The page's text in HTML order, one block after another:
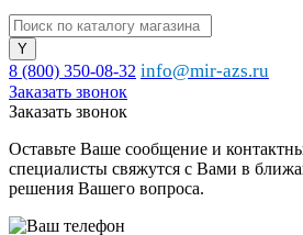
8 (800) 350-08-32 info@mir-azs.ru
Заказать звонок
Заказать звонок
Оставьте Ваше сообщение и
специалисты свяжутся с Вами в
решения Вашего вопроса.